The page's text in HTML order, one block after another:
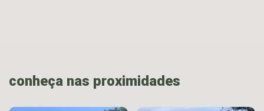
conheça nas proximidades